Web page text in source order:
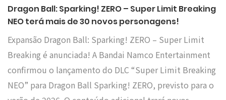
Dragon Ball: Sparking! ZERO – Super Limit Breaking
NEO terá mais de 30 novos personagens!
Expansão Dragon Ball: Sparking! ZERO – Super Limit
Breaking é anunciada! A Bandai Namco Entertainment
confirmou o lançamento do DLC “Super Limit Breaking
NEO” para Dragon Ball Sparking! ZERO, previsto para o